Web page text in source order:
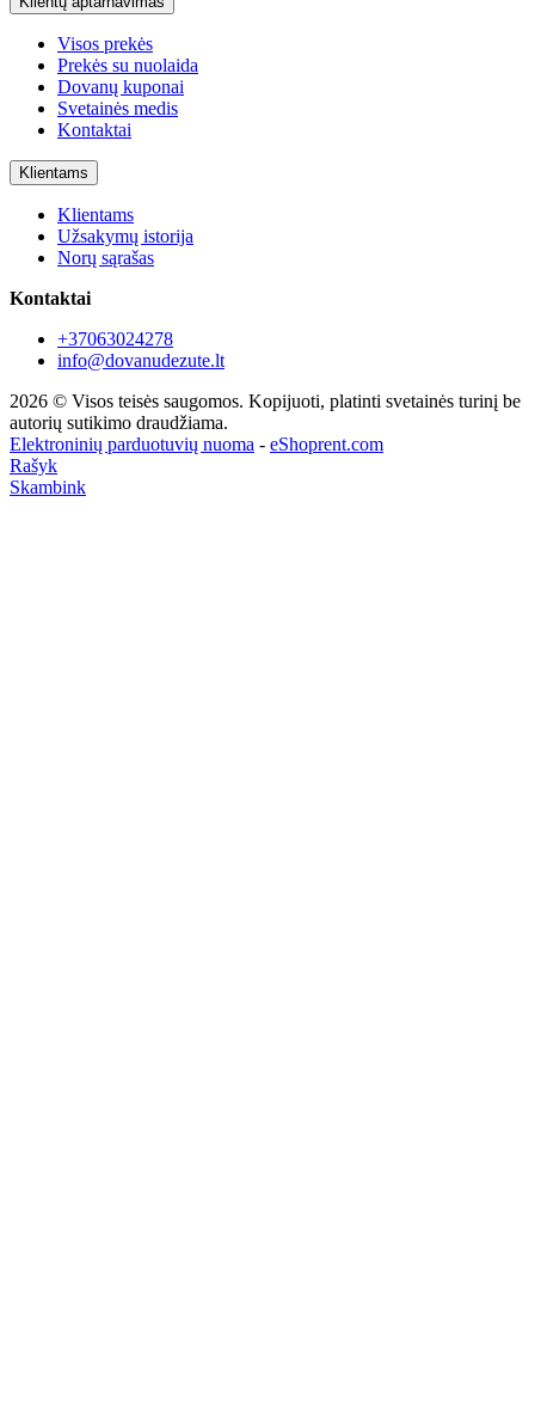
Visos prekės
Prekės su nuolaida
Dovanų kuponai
Svetainės medis
Kontaktai
Klientams
Klientams
Užsakymų istorija
Norų sąrašas
Kontaktai
+37063024278
info@dovanudezute.lt
2026 © Visos teisės saugomos. Kopijuoti, platinti svetainės turinį be
autorių sutikimo draudžiama.
Elektroninių parduotuvių nuoma - eShoprent.com
Rašyk
Skambink